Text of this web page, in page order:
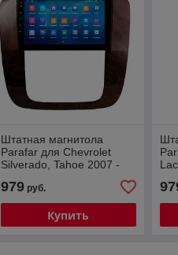
Штатная магнитола
Parafar для Chevrolet
Silverado, Tahoe 2007 -
(2/32Gb + 4G)
979руб.
Купить